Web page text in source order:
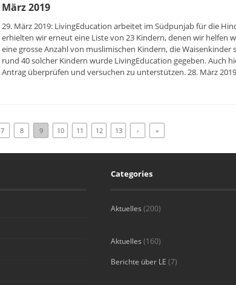
März 2019
29. März 2019: LivingEducation arbeitet im Südpunjab für die
erhielten wir erneut eine Liste von 23 Kindern, denen wir helfen
eine grosse Anzahl von muslimischen Kindern, die Waisenkinder
rund 40 solcher Kindern wurde LivingEducation gegeben. Auch
Antrag überprüfen und versuchen zu unterstützen. 28. März
7 8 9 10 11 12 13 › »
Categories
Aktuelles (200)
Aktuelles (160)
Berichte über LE (7)